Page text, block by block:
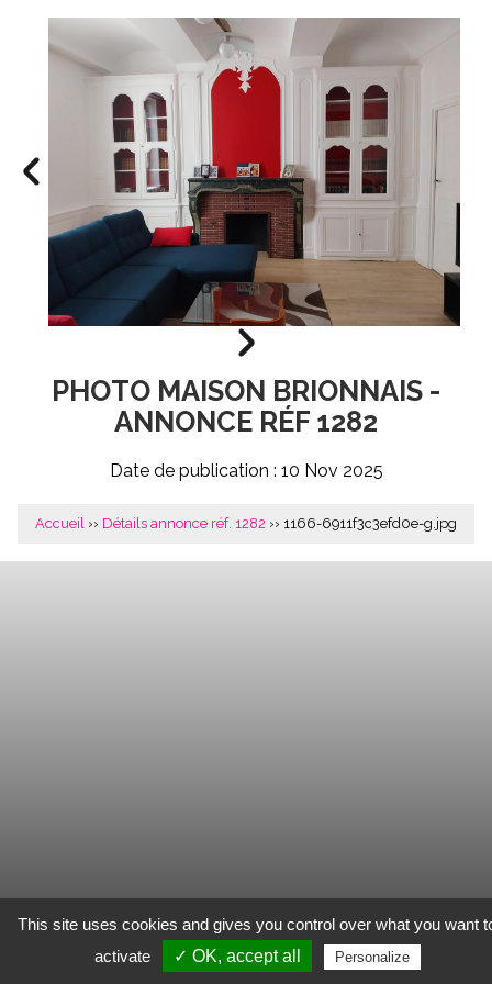
PHOTO MAISON BRIONNAIS -
ANNONCE RÉF 1282
Date de publication : 10 Nov 2025
Accueil ›› Détails annonce réf. 1282 ›› 1166-6911f3c3efd0e-g.jpg
This site uses cookies and gives you control over what you want
activate
✓ OK, accept all Personalize